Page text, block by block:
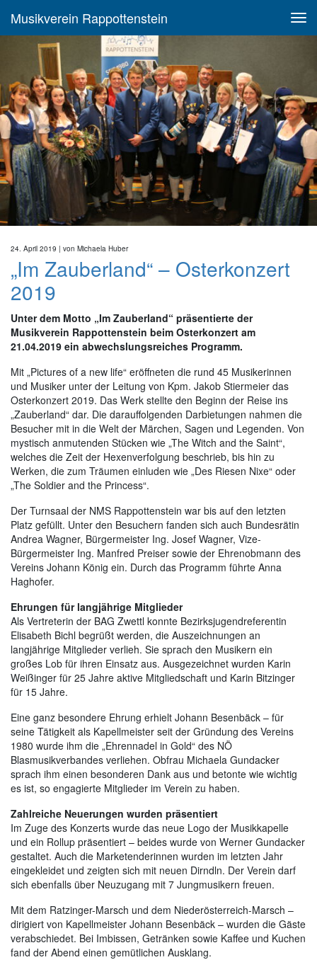
Musikverein Rappottenstein
24. April 2019 | von Michaela Huber
„Im Zauberland“ – Osterkonzert
2019
Unter dem Motto „Im Zauberland“ präsentierte der
Musikverein Rappottenstein beim Osterkonzert am
21.04.2019 ein abwechslungsreiches Programm.
Mit „Pictures of a new life“ eröffneten die rund 45 Musikerinnen
und Musiker unter der Leitung von Kpm. Jakob Stiermeier das
Osterkonzert 2019. Das Werk stellte den Beginn der Reise ins
„Zauberland“ dar. Die darauffolgenden Darbietungen nahmen die
Besucher mit in die Welt der Märchen, Sagen und Legenden. Von
mystisch anmutenden Stücken wie „The Witch and the Saint“,
welches die Zeit der Hexenverfolgung beschrieb, bis hin zu
Werken, die zum Träumen einluden wie „Des Riesen Nixe“ oder
„The Soldier and the Princess“.
Der Turnsaal der NMS Rappottenstein war bis auf den letzten
Platz gefüllt. Unter den Besuchern fanden sich auch Bundesrätin
Andrea Wagner, Bürgermeister Ing. Josef Wagner, Vize-
Bürgermeister Ing. Manfred Preiser sowie der Ehrenobmann des
Vereins Johann König ein. Durch das Programm führte Anna
Haghofer.
Ehrungen für langjährige Mitglieder
Als Vertreterin der BAG Zwettl konnte Bezirksjugendreferentin
Elisabeth Bichl begrüßt werden, die Auszeichnungen an
langjährige Mitglieder verlieh. Sie sprach den Musikern ein
großes Lob für ihren Einsatz aus. Ausgezeichnet wurden Karin
Weißinger für 25 Jahre aktive Mitgliedschaft und Karin Bitzinger
für 15 Jahre.
Eine ganz besondere Ehrung erhielt Johann Besenbäck – für
seine Tätigkeit als Kapellmeister seit der Gründung des Vereins
1980 wurde ihm die „Ehrennadel in Gold“ des NÖ
Blasmusikverbandes verliehen. Obfrau Michaela Gundacker
sprach ihm einen besonderen Dank aus und betonte wie wichtig
es ist, so engagierte Mitglieder im Verein zu haben.
Zahlreiche Neuerungen wurden präsentiert
Im Zuge des Konzerts wurde das neue Logo der Musikkapelle
und ein Rollup präsentiert – beides wurde von Werner Gundacker
gestaltet. Auch die Marketenderinnen wurden im letzten Jahr
eingekleidet und zeigten sich mit neuen Dirndln. Der Verein darf
sich ebenfalls über Neuzugang mit 7 Jungmusikern freuen.
Mit dem Ratzinger-Marsch und dem Niederösterreich-Marsch –
dirigiert von Kapellmeister Johann Besenbäck – wurden die Gäste
verabschiedet. Bei Imbissen, Getränken sowie Kaffee und Kuchen
fand der Abend einen gemütlichen Ausklang.